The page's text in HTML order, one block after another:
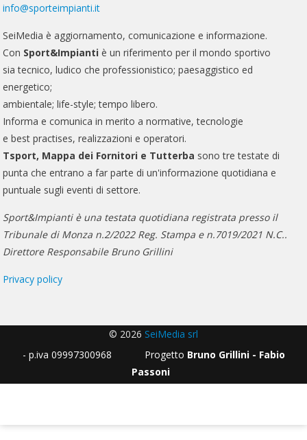
info@sporteimpianti.it
SeiMedia è aggiornamento, comunicazione e informazione.
Con Sport&Impianti è un riferimento per il mondo sportivo
sia tecnico, ludico che professionistico; paesaggistico ed
energetico;
ambientale; life-style; tempo libero.
Informa e comunica in merito a normative, tecnologie
e best practises, realizzazioni e operatori.
Tsport, Mappa dei Fornitori e Tutterba sono tre testate di
punta che entrano a far parte di un'informazione quotidiana e
puntuale sugli eventi di settore.
Sport&Impianti è una testata quotidiana registrata presso il
Tribunale di Monza n.2/2022 Reg. Stampa e n.7019/2021 N.C..
Direttore Responsabile Bruno Grillini
Privacy policy
© 2026 SeiMedia srl
- p.iva 09997300968 Progetto Bruno Grillini - Fabio
Passoni